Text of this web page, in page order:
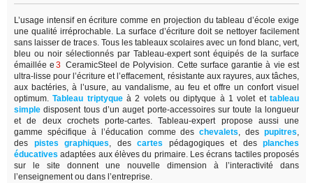
L’usage intensif en écriture comme en projection du tableau d’école exige
une qualité irréprochable. La surface d’écriture doit se nettoyer facilement
sans laisser de traces. Tous les tableaux scolaires avec un fond blanc, vert,
bleu ou noir sélectionnés par Tableau-expert sont équipés de la surface
émaillée e 3 CeramicSteel de Polyvision. Cette surface garantie à vie est
ultra-lisse pour l’écriture et l’effacement, résistante aux rayures, aux tâches,
aux bactéries, à l’usure, au vandalisme, au feu et offre un confort visuel
optimum. Tableau triptyque à 2 volets ou diptyque à 1 volet et tableau
simple disposent tous d’un auget porte-accessoires sur toute la longueur
et de deux crochets porte-cartes. Tableau-expert propose aussi une
gamme spécifique à l’éducation comme des chevalets, des pupitres,
des
pistes graphiques, des cartes pédagogiques et des
planches
éducatives adaptées aux élèves du primaire. Les écrans tactiles proposés
sur le site donnent une nouvelle dimension à l’interactivité dans
l’enseignement ou dans l’entreprise.